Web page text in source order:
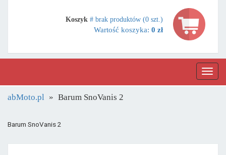
Koszyk # brak produktów (0 szt.)
Wartość koszyka: 0 zł
abMoto.pl Barum SnoVanis 2
Barum SnoVanis 2